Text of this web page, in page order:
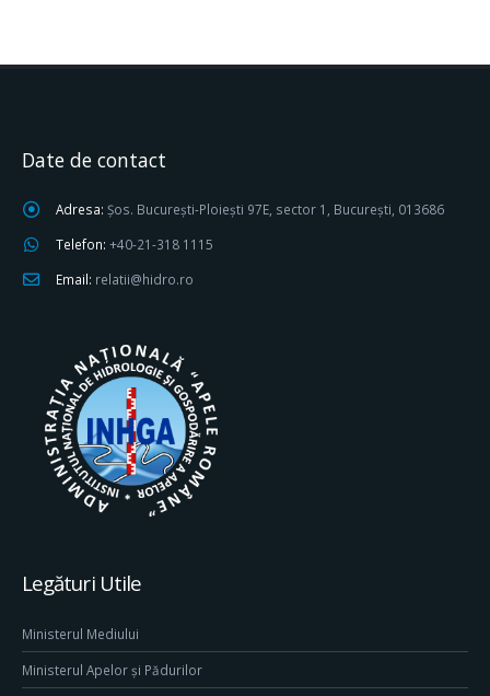
Date de contact
Adresa: Șos. București-Ploiești 97E, sector 1, București, 013686
Telefon: +40-21-318 1115
Email: relatii@hidro.ro
Legături Utile
Ministerul Mediului
Ministerul Apelor și Pădurilor